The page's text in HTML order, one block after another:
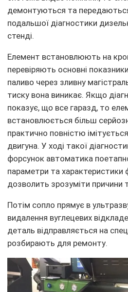
демонтуються та
подальшої діагностики
стенді.
Елемент встановлюють на
перевіряють основні
паливо через зливну
тиску вона виникає. Якщо
показує, що все гаразд, то
встановлюється більш
практично повністю
двигуна. У ході такої
форсунок автоматика
параметри та характеристики
дозволить зрозуміти причини
Потім сопло прямує в
видалення вуглецевих
деталь відправляється на
розбирають для ремонту.